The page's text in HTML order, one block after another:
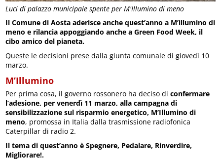
Luci di palazzo municipale spente per M'Illumino di meno
Il Comune di Aosta aderisce anche quest’anno a M’illumino di
meno e rilancia appoggiando anche a Green Food Week, il
cibo amico del pianeta.
Queste le decisioni prese dalla giunta comunale di giovedì 10
marzo.
M’Illumino
Per prima cosa, il governo rossonero ha deciso diconfermare
l’adesione, per venerdì 11 marzo, alla campagna di
sensibilizzazione sul risparmio energetico, M’Illumino di
meno, promossa in Italia dalla trasmissione radiofonica
Caterpillar di radio 2.
Il tema di quest’anno è Spegnere, Pedalare, Rinverdire,
Migliorare!.